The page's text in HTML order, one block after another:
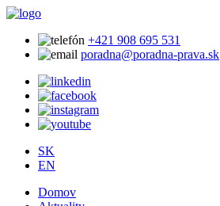
+421 908 695 531
poradna@poradna-prava.sk
SK
EN
Domov